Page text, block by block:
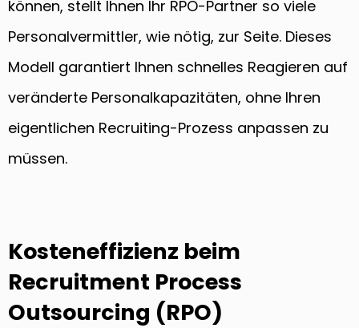
können, stellt Ihnen Ihr RPO-Partner so viele
Personalvermittler, wie nötig, zur Seite. Dieses
Modell garantiert Ihnen schnelles Reagieren auf
veränderte Personalkapazitäten, ohne Ihren
eigentlichen Recruiting-Prozess anpassen zu
müssen.
Kosteneffizienz beim
Recruitment Process
Outsourcing (RPO)